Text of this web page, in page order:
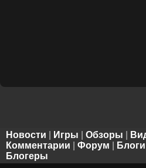
Новости Игры Обзоры
Комментарии
Форум Блоги
Блогеры